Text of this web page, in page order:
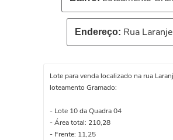
Endereço: Rua
Lote para venda localizado na rua
loteamento Gramado:
- Lote 10 da Quadra 04
- Área total: 210,28
- Frente: 11,25